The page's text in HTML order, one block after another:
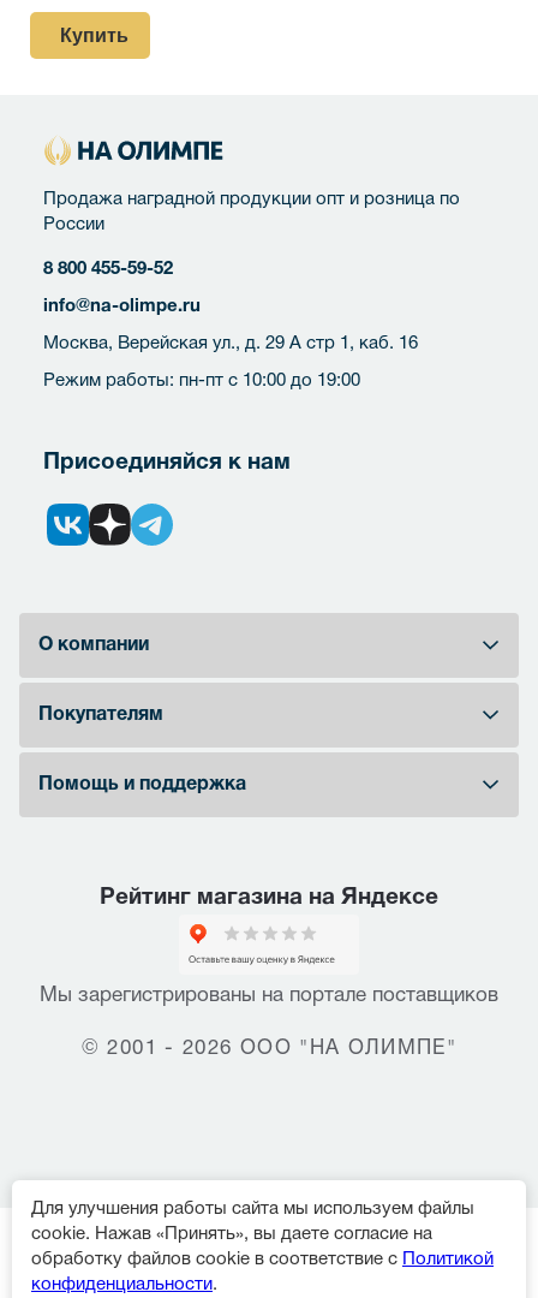
Купить
Продажа наградной продукции опт и розница по
России
8 800 455-59-52
info@na-olimpe.ru
Москва, Верейская ул., д. 29 А стр 1, каб. 16
Режим работы: пн-пт с 10:00 до 19:00
Присоединяйся к нам
О компании
Покупателям
Помощь и поддержка
Рейтинг магазина на Яндексе
Мы зарегистрированы на портале поставщиков
© 2001 - 2026 ООО "НА ОЛИМПЕ"
Для улучшения работы сайта мы используем файлы
cookie. Нажав «Принять», вы даете согласие на
обработку файлов cookie в соответствие с
Политикой
конфиденциальности.